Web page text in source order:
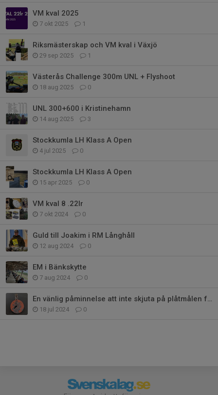
VM kval 2025
7 okt 2025 1
Riksmästerskap och VM kval i Växjö
29 sep 2025 1
Västerås Challenge 300m UNL + Flyshoot
18 aug 2025 0
UNL 300+600 i Kristinehamn
14 aug 2025 3
Stockkumla LH Klass A Open
4 jul 2025 0
Stockkumla LH Klass A Open
15 apr 2025 0
VM kval 8 .22lr
7 okt 2024 0
Guld till Joakim i RM Långhåll
12 aug 2024 0
EM i Bänkskytte
7 aug 2024 0
En vänlig påminnelse att inte skjuta på plåtmålen för nära
18 jul 2024 0